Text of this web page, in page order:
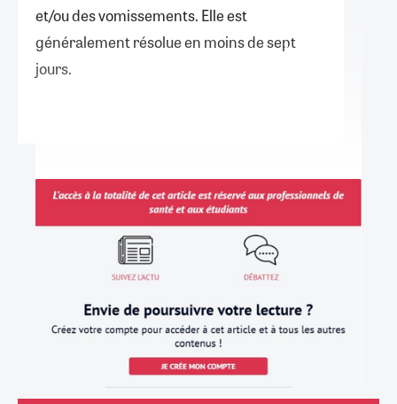
et/ou des vomissements. Elle est
généralement résolue en moins de sept
jours.